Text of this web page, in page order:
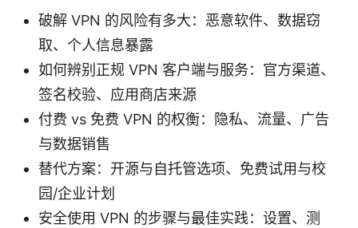
破解 VPN 的风险有多大：恶意软件、数据窃
取、个人信息暴露
如何辨别正规 VPN 客户端与服务：官方渠道、
签名校验、应用商店来源
付费 vs 免费 VPN 的权衡：隐私、流量、广告
与数据销售
替代方案：开源与自托管选项、免费试用与校
园/企业计划
安全使用 VPN 的步骤与最佳实践：设置、测